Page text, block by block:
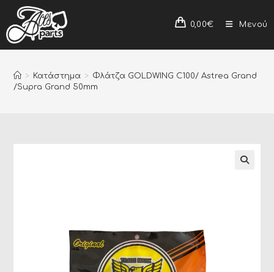
0,00€ Μενού
> Κατάστημα > Φλάτζα GOLDWING C100/ Astrea Grand
/Supra Grand 50mm